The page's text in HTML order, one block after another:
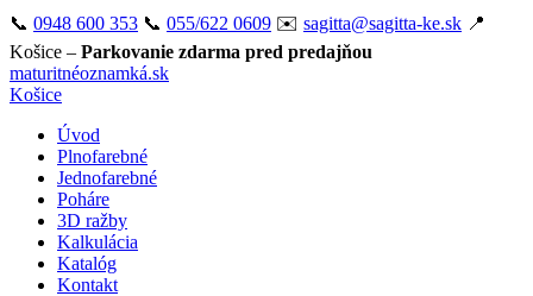
📞 0948 600 353 📞 055/622 0609 ✉️ sagitta@sagitta-ke.sk 📍
Košice – Parkovanie zdarma pred predajňou
maturitnéoznamká.sk
Košice
Úvod
Plnofarebné
Jednofarebné
Poháre
3D ražby
Kalkulácia
Katalóg
Kontakt